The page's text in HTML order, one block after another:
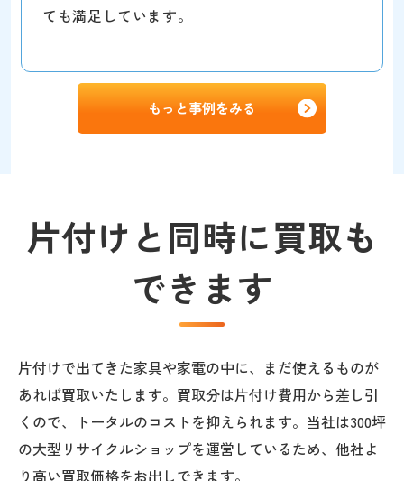
ても満足しています。
もっと事例をみる
片付けと同時に買取も
できます
片付けで出てきた家具や家電の中に、まだ使えるものが
あれば買取いたします。買取分は片付け費用から差し引
くので、トータルのコストを抑えられます。当社は300坪
の大型リサイクルショップを運営しているため、他社よ
り高い買取価格をお出しできます。